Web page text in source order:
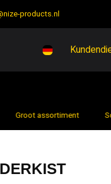
products.nl
Groot assortiment